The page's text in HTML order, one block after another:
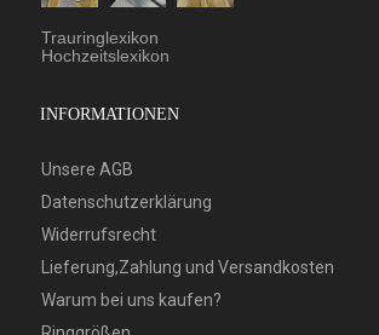
Trauringlexikon
Hochzeitslexikon
INFORMATIONEN
Unsere AGB
Datenschutzerklärung
Widerrufsrecht
Lieferung,Zahlung und Versandkosten
Warum bei uns kaufen?